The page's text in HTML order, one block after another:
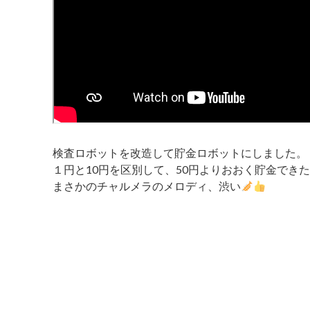
検査ロボットを改造して貯金ロボットにしました。
１円と10円を区別して、50円よりおおく貯金でき
まさかのチャルメラのメロディ、渋い